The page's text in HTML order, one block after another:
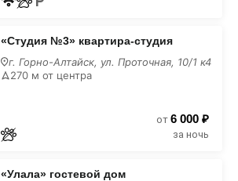
«Студия №3» квартира-студия
г. Горно-Алтайск, ул. Проточная, 10/1 к4
270 м от центра
от 6 000 ₽
за ночь
«Улала» гостевой дом